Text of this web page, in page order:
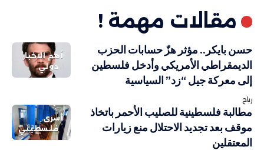
مقالات مهمة !
أهم الاخبار
دولي
حسن بايكر.. مؤثر هزّ حسابات الحزب
الديمقراطي الأمريكي وأدخل فلسطين
إلى معركة جيل “زد” السياسية
رباح
أسرى
فلسطيني
مطالبة فلسطينية للصليب الأحمر باتخاذ
موقف بعد تجديد الاحتلال منع زيارات
المعتقلين